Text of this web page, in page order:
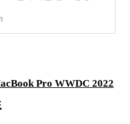
Pro WWDC 2022